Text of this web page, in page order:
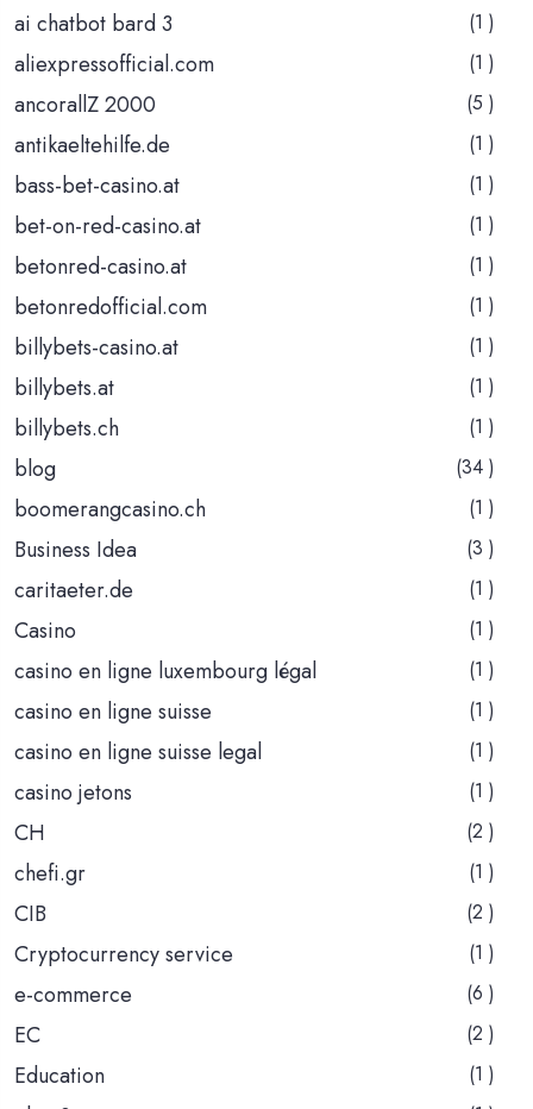
ai chatbot bard 3 (1 )
aliexpressofficial.com (1 )
ancorallZ 2000 (5 )
antikaeltehilfe.de (1 )
bass-bet-casino.at (1 )
bet-on-red-casino.at (1 )
betonred-casino.at (1 )
betonredofficial.com (1 )
billybets-casino.at (1 )
billybets.at (1 )
billybets.ch (1 )
blog (34 )
boomerangcasino.ch (1 )
Business Idea (3 )
caritaeter.de (1 )
Casino (1 )
casino en ligne luxembourg légal (1 )
casino en ligne suisse (1 )
casino en ligne suisse legal (1 )
casino jetons (1 )
CH (2 )
chefi.gr (1 )
CIB (2 )
Cryptocurrency service (1 )
e-commerce (6 )
EC (2 )
Education (1 )